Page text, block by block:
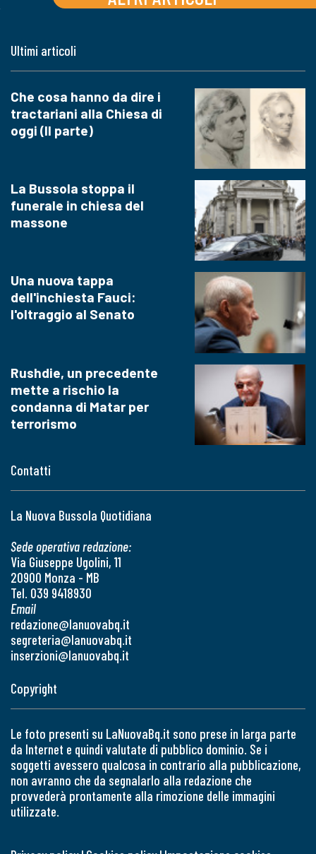
Contatti
La Nuova Bussola Quotidiana
Sede operativa redazione:
Via Giuseppe Ugolini, 11
20900 Monza - MB
Tel. 039 9418930
Email
redazione@lanuovabq.it
segreteria@lanuovabq.it
inserzioni@lanuovabq.it
Ultimi articoli
Che cosa hanno da dire i
tractariani alla Chiesa di
oggi (II parte)
La Bussola stoppa il
funerale in chiesa del
massone
Una nuova tappa
dell'inchiesta Fauci:
l'oltraggio al Senato
Rushdie, un precedente
mette a rischio la
condanna di Matar per
terrorismo
Copyright
Le foto presenti su LaNuovaBq.it sono prese in larga parte
da Internet e quindi valutate di pubblico dominio. Se i
soggetti avessero qualcosa in contrario alla pubblicazione,
non avranno che da segnalarlo alla redazione che
provvederà prontamente alla rimozione delle immagini
utilizzate.